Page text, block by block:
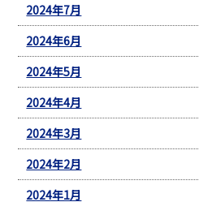
2024年7月
2024年6月
2024年5月
2024年4月
2024年3月
2024年2月
2024年1月